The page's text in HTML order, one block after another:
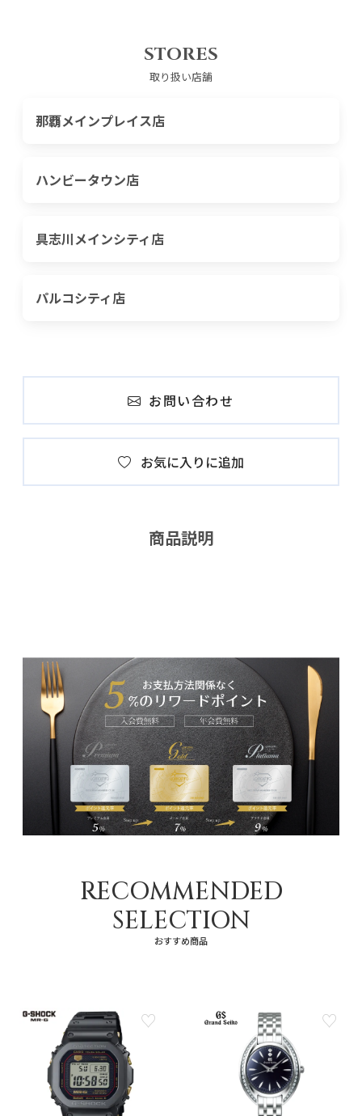
STORES
取り扱い店舗
那覇メインプレイス店
ハンビータウン店
具志川メインシティ店
パルコシティ店
お問い合わせ
お気に入りに追加
商品説明
RECOMMENDED
SELECTION
おすすめ商品